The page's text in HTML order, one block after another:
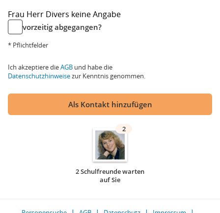
Frau Herr Divers keine Angabe
vorzeitig abgegangen?
* Pflichtfelder
Ich akzeptiere dieAGB und habe die
Datenschutzhinweisezur Kenntnis genommen.
Als Kontakt hinzufügen
2
2 Schulfreunde warten
auf Sie